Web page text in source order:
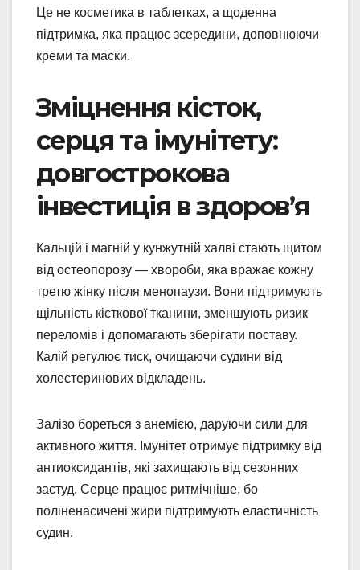
Це не косметика в таблетках, а щоденна
підтримка, яка працює зсередини, доповнюючи
креми та маски.
Зміцнення кісток,
серця та імунітету:
довгострокова
інвестиція в здоров’я
Кальцій і магній у кунжутній халві стають щитом
від остеопорозу — хвороби, яка вражає кожну
третю жінку після менопаузи. Вони підтримують
щільність кісткової тканини, зменшують ризик
переломів і допомагають зберігати поставу.
Калій регулює тиск, очищаючи судини від
холестеринових відкладень.
Залізо бореться з анемією, даруючи сили для
активного життя. Імунітет отримує підтримку від
антиоксидантів, які захищають від сезонних
застуд. Серце працює ритмічніше, бо
поліненасичені жири підтримують еластичність
судин.